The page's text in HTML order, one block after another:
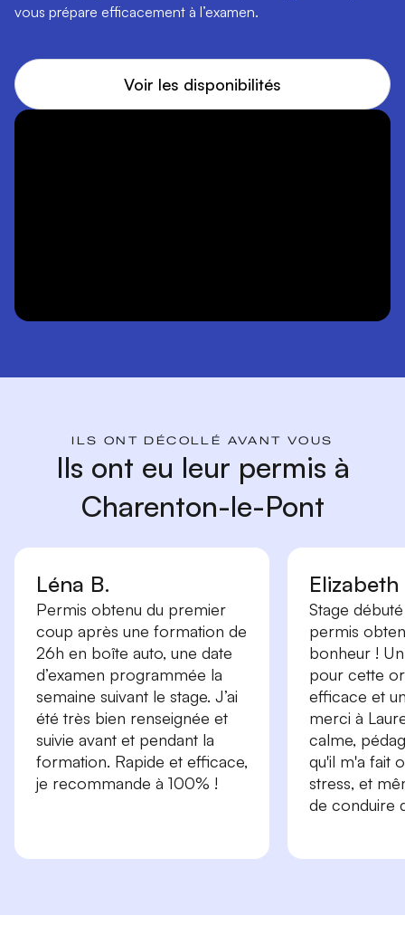
vous prépare efficacement à l’examen.
Voir les disponibilités
ILS ONT DÉCOLLÉ AVANT VOUS
Ils ont eu leur permis à
Charenton-le-Pont
Léna B.
Permis obtenu du premier
coup après une formation de
26h en boîte auto, une date
d’examen programmée la
semaine suivant le stage. J’ai
été très bien renseignée et
suivie avant et pendant la
formation. Rapide et efficace,
je recommande à 100% !
Elizabeth
Stage
permis
bonheur !
pour cette
efficace et
merci à
calme,
qu'il m'a fait
stress, et
de conduire